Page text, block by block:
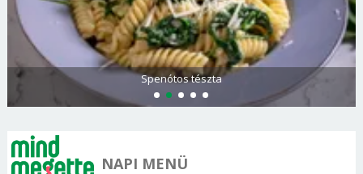
Spenótos tészta
NAPI MENÜ